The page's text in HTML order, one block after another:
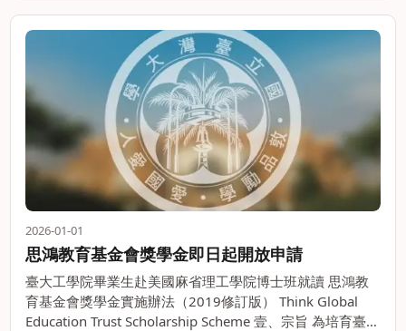
全世界第一碗環。。
2026-01-01
思鴻教育基金會獎學金即日起開放申請
臺大工學院畢業生赴美國麻省理工學院博士班就讀 思鴻教
育基金會獎學金實施辦法（2019修訂版） Think Global
Education Trust Scholarship Scheme 壹、宗旨 為培育臺大